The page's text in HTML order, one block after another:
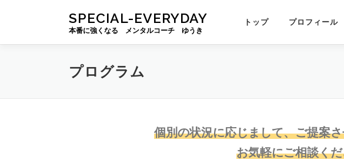
ン
SPECIAL-EVERYDAY
本番に強くなる メンタルコーチ ゆうき
トップ プロフィール
プログラム
個別の状況に応じまして、ご提案
お気軽にご相談く